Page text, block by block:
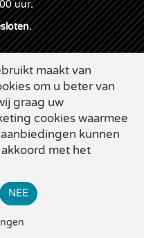
Diverse grote kortingen
uur.
Applepie
maakt van
om u beter van
graag uw
cookies waarmee
kunnen
met het
NEE